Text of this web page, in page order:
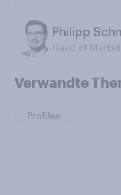
Philipp
Head of
Verwandte
Profiles